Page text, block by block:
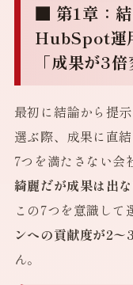
■ 第1章：結
HubSpot運
「成果が3
最初に結論から提
選ぶ際、成果に直
7つを満たさない会
綺麗だが成果は出な
この7つを意識し
ンへの貢献度が2〜
ん。